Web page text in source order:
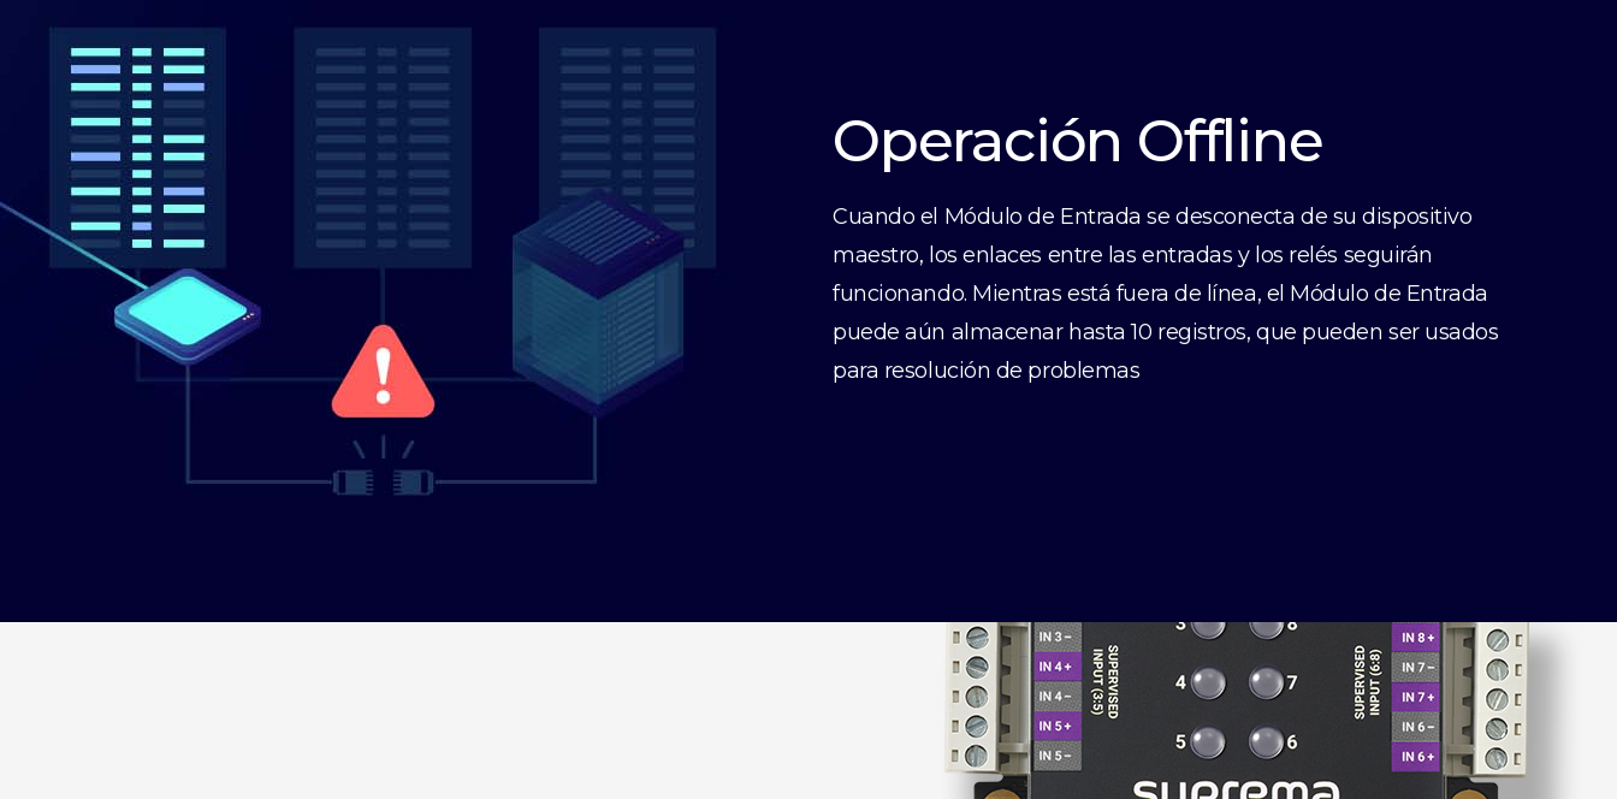
Operación Offline
Cuando el Módulo de Entrada se desconecta de su dispositivo
maestro, los enlaces entre las entradas y los relés seguirán
funcionando. Mientras está fuera de línea, el Módulo de Entrada
puede aún almacenar hasta 10 registros, que pueden ser usados
para resolución de problemas